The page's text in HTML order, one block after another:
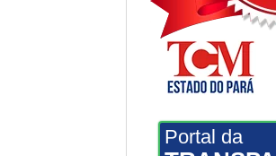
Portal da